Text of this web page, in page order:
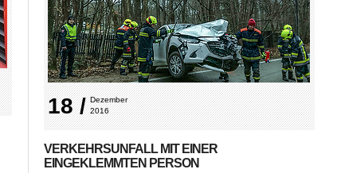
18 / Dezember
2016
VERKEHRSUNFALL MIT EINER
EINGEKLEMMTEN PERSON